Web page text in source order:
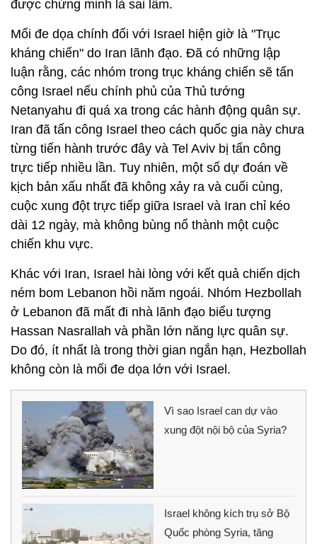
được chứng minh là sai lầm.
Mối đe dọa chính đối với Israel hiện giờ là "Trục
kháng chiến" do Iran lãnh đạo. Đã có những lập
luận rằng, các nhóm trong trục kháng chiến sẽ tấn
công Israel nếu chính phủ của Thủ tướng
Netanyahu đi quá xa trong các hành động quân sự.
Iran đã tấn công Israel theo cách quốc gia này chưa
từng tiến hành trước đây và Tel Aviv bị tấn công
trực tiếp nhiều lần. Tuy nhiên, một số dự đoán về
kịch bản xấu nhất đã không xảy ra và cuối cùng,
cuộc xung đột trực tiếp giữa Israel và Iran chỉ kéo
dài 12 ngày, mà không bùng nổ thành một cuộc
chiến khu vực.
Khác với Iran, Israel hài lòng với kết quả chiến dịch
ném bom Lebanon hồi năm ngoái. Nhóm Hezbollah
ở Lebanon đã mất đi nhà lãnh đạo biểu tượng
Hassan Nasrallah và phần lớn năng lực quân sự.
Do đó, ít nhất là trong thời gian ngắn hạn, Hezbollah
không còn là mối đe dọa lớn với Israel.
Vì sao Israel can dự vào
xung đột nội bộ của Syria?
Israel không kích trụ sở Bộ
Quốc phòng Syria, tăng